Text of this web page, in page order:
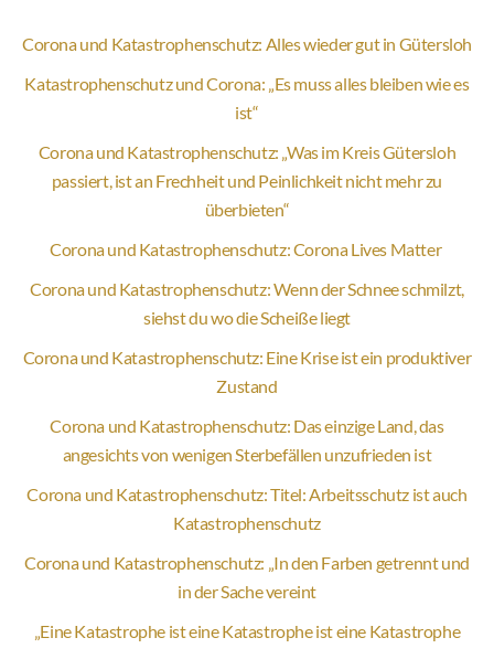
Corona und Katastrophenschutz: Alles wieder gut in Gütersloh
Katastrophenschutz und Corona: „Es muss alles bleiben wie es
ist“
Corona und Katastrophenschutz: „Was im Kreis Gütersloh
passiert, ist an Frechheit und Peinlichkeit nicht mehr zu
überbieten“
Corona und Katastrophenschutz: Corona Lives Matter
Corona und Katastrophenschutz: Wenn der Schnee schmilzt,
siehst du wo die Scheiße liegt
Corona und Katastrophenschutz: Eine Krise ist ein produktiver
Zustand
Corona und Katastrophenschutz: Das einzige Land, das
angesichts von wenigen Sterbefällen unzufrieden ist
Corona und Katastrophenschutz: Titel: Arbeitsschutz ist auch
Katastrophenschutz
Corona und Katastrophenschutz: „In den Farben getrennt und
in der Sache vereint
„Eine Katastrophe ist eine Katastrophe ist eine Katastrophe